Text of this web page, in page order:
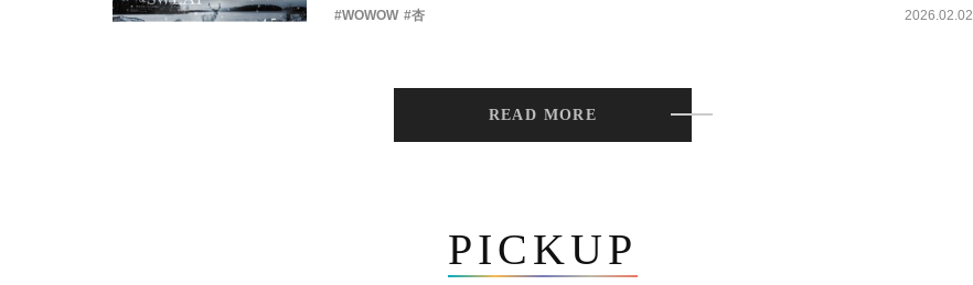
#WOWOW #杏 2026.02.02
READ MORE
PICKUP